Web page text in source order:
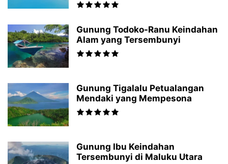
Gunung Todoko-Ranu Keindahan
Alam yang Tersembunyi
Gunung Tigalalu Petualangan
Mendaki yang Mempesona
Gunung Ibu Keindahan
Tersembunyi di Maluku Utara